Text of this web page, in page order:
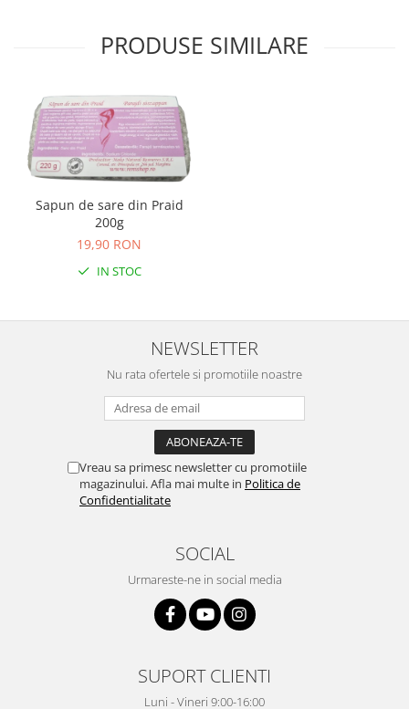
PRODUSE SIMILARE
Sapun de sare din Praid
200g
19,90 RON
IN STOC
NEWSLETTER
Nu rata ofertele si promotiile noastre
Vreau sa primesc newsletter cu promotiile
magazinului. Afla mai multe in Politica de
Confidentialitate
SOCIAL
Urmareste-ne in social media
SUPORT CLIENTI
Luni - Vineri 9:00-16:00